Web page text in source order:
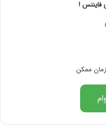
فایننس !
ممکن